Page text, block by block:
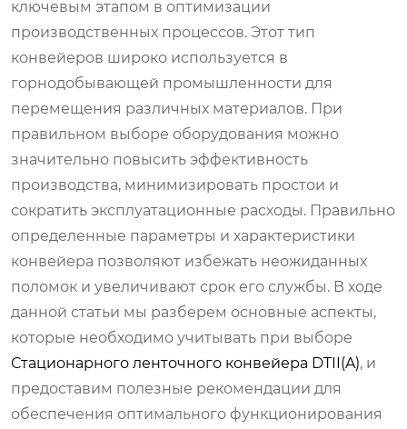
ключевым этапом в оптимизации
производственных процессов. Этот тип
конвейеров широко используется в
горнодобывающей промышленности для
перемещения различных материалов. При
правильном выборе оборудования можно
значительно повысить эффективность
производства, минимизировать простои и
сократить эксплуатационные расходы. Правильно
определенные параметры и характеристики
конвейера позволяют избежать неожиданных
поломок и увеличивают срок его службы. В ходе
данной статьи мы разберем основные аспекты,
которые необходимо учитывать при выборе
Стационарного ленточного конвейера DTII(A), и
предоставим полезные рекомендации для
обеспечения оптимального функционирования